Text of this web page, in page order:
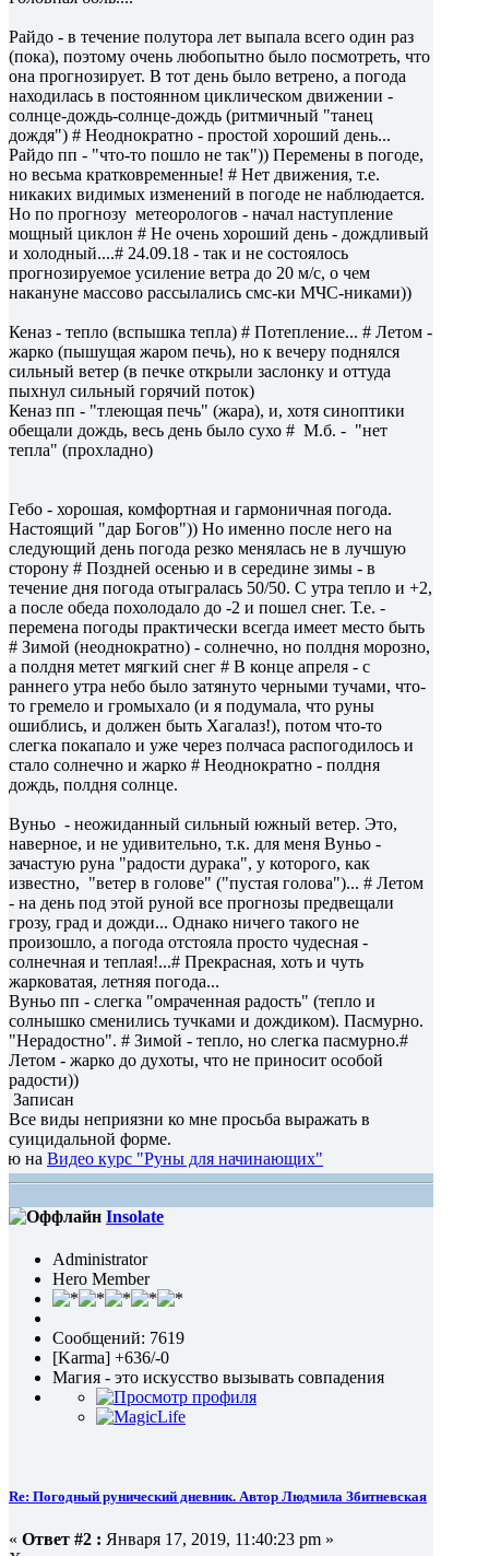
Райдо - в течение полутора лет выпала всего один раз
(пока), поэтому очень любопытно было посмотреть, что
она прогнозирует. В тот день было ветрено, а погода
находилась в постоянном циклическом движении -
солнце-дождь-солнце-дождь (ритмичный "танец
дождя") # Неоднократно - простой хороший день...
Райдо пп - "что-то пошло не так")) Перемены в погоде,
но весьма кратковременные! # Нет движения, т.е.
никаких видимых изменений в погоде не наблюдается.
Но по прогнозу метеорологов - начал наступление
мощный циклон # Не очень хороший день - дождливый
и холодный....# 24.09.18 - так и не состоялось
прогнозируемое усиление ветра до 20 м/с, о чем
накануне массово рассылались смс-ки МЧС-никами))
Кеназ - тепло (вспышка тепла) # Потепление... # Летом -
жарко (пышущая жаром печь), но к вечеру поднялся
сильный ветер (в печке открыли заслонку и оттуда
пыхнул сильный горячий поток)
Кеназ пп - "тлеющая печь" (жара), и, хотя синоптики
обещали дождь, весь день было сухо # М.б. - "нет
тепла" (прохладно)
Гебо - хорошая, комфортная и гармоничная погода.
Настоящий "дар Богов")) Но именно после него на
следующий день погода резко менялась не в лучшую
сторону # Поздней осенью и в середине зимы - в
течение дня погода отыгралась 50/50. С утра тепло и +2,
а после обеда похолодало до -2 и пошел снег. Т.е. -
перемена погоды практически всегда имеет место быть
# Зимой (неоднократно) - солнечно, но полдня морозно,
а полдня метет мягкий снег # В конце апреля - с
раннего утра небо было затянуто черными тучами, что-
то гремело и громыхало (и я подумала, что руны
ошиблись, и должен быть Хагалаз!), потом что-то
слегка покапало и уже через полчаса распогодилось и
стало солнечно и жарко # Неоднократно - полдня
дождь, полдня солнце.
Вуньо - неожиданный сильный южный ветер. Это,
наверное, и не удивительно, т.к. для меня Вуньо -
зачастую руна "радости дурака", у которого, как
известно, "ветер в голове" ("пустая голова")... # Летом
- на день под этой руной все прогнозы предвещали
грозу, град и дожди... Однако ничего такого не
произошло, а погода отстояла просто чудесная -
солнечная и теплая!...# Прекрасная, хоть и чуть
жарковатая, летняя погода...
Вуньо пп - слегка "омраченная радость" (тепло и
солнышко сменились тучками и дождиком). Пасмурно.
"Нерадостно". # Зимой - тепло, но слегка пасмурно.#
Летом - жарко до духоты, что не приносит особой
радости))
Записан
Все виды неприязни ко мне просьба выражать в
суицидальной форме.
курс "Руны для начинающих"
Insolate
Administrator
Hero Member
Сообщений: 7619
[Karma] +636/-0
Магия - это искусство вызывать совпадения
Re: Погодный рунический дневник. Автор Людмила Збитневская
« Ответ #2 : Января 17, 2019, 11:40:23 pm »